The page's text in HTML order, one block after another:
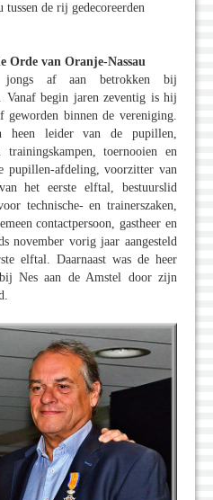
tussen de rij gedecoreerden
Orde van Oranje-Nassau
af aan betrokken bij
Vanaf begin jaren zeventig is hij
geworden binnen de vereniging.
leider van de pupillen,
trainingskampen, toernooien en
pupillen-afdeling, voorzitter van
het eerste elftal, bestuurslid
technische- en trainerszaken,
contactpersoon, gastheer en
november vorig jaar aangesteld
elftal. Daarnaast was de heer
Nes aan de Amstel door zijn